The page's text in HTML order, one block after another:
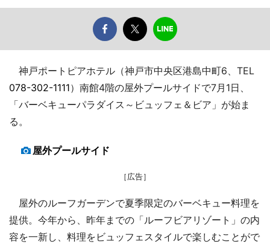
神戸ポートピアホテル（神戸市中央区港島中町6、TEL
078-302-1111）南館4階の屋外プールサイドで7月1日、
「バーベキューパラダイス～ビュッフェ＆ビア」が始ま
る。
屋外プールサイド
［広告］
屋外のルーフガーデンで夏季限定のバーベキュー料理を
提供。今年から、昨年までの「ルーフビアリゾート」の内
容を一新し、料理をビュッフェスタイルで楽しむことがで